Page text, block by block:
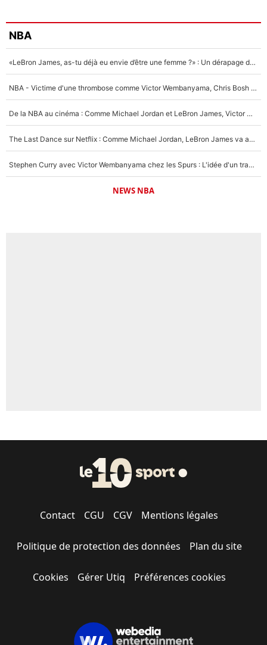
NBA
«LeBron James, as-tu déjà eu envie d’être une femme ?» : Un dérapage de Donald Trump sur la superstar de la NBA refait surface
NBA - Victime d'une thrombose comme Victor Wembanyama, Chris Bosh prévient le Français des risques sur sa santé : «J’ai failli mourir sur le coup et j’ai été ramené à la vie»
De la NBA au cinéma : Comme Michael Jordan et LeBron James, Victor Wembanyama rêve d'une carrière d'acteur !
The Last Dance sur Netflix : Comme Michael Jordan, LeBron James va avoir le droit à sa série !
Stephen Curry avec Victor Wembanyama chez les Spurs : L'idée d'un trade historique est lancée en NBA !
NEWS NBA
Contact CGU CGV Mentions légales
Politique de protection des données Plan du site
Cookies Gérer Utiq Préférences cookies